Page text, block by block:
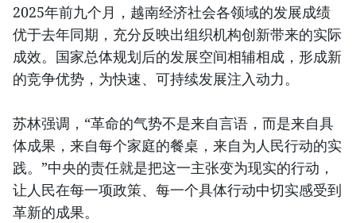
2025年前九个月，越南经济社会各领域的发展成绩
优于去年同期，充分反映出组织机构创新带来的实际
成效。国家总体规划后的发展空间相辅相成，形成新
的竞争优势，为快速、可持续发展注入动力。
苏林强调，“革命的气势不是来自言语，而是来自具
体成果，来自每个家庭的餐桌，来自为人民行动的实
践。”中央的责任就是把这一主张变为现实的行动，
让人民在每一项政策、每一个具体行动中切实感受到
革新的成果。